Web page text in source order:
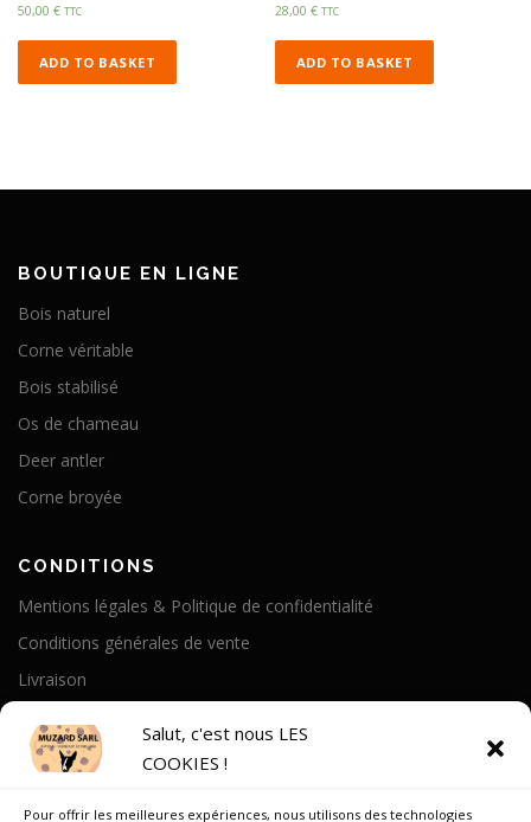
Salut, c'est nous LES
COOKIES !
Pour offrir les meilleures expériences, nous utilisons des technologies
50,00 € TTC
ADD TO BASKET
28,00€ TTC
ADD TO BASKET
BOUTIQUE EN LIGNE
Bois naturel
Corne véritable
Bois stabilisé
Os de chameau
Deer antler
Corne broyée
CONDITIONS
Mentions légales & Politique de confidentialité
Conditions générales de vente
Livraison